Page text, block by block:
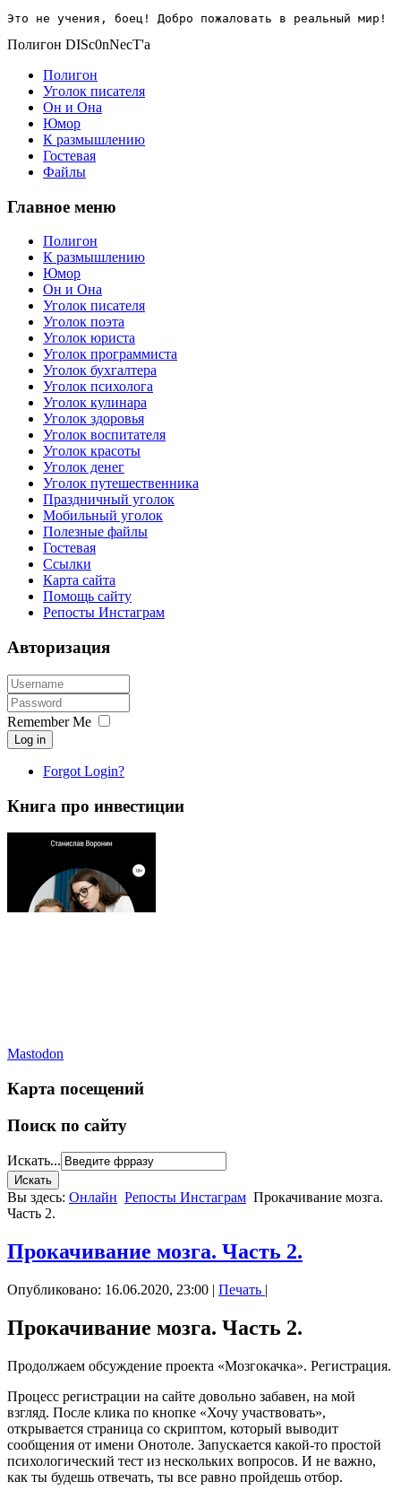
Это не учения, боец! Добро пожаловать в реальный мир!
Полигон DISc0nNecT'a
Полигон
Уголок писателя
Он и Она
Юмор
К размышлению
Гостевая
Файлы
Главное меню
Полигон
К размышлению
Юмор
Он и Она
Уголок писателя
Уголок поэта
Уголок юриста
Уголок программиста
Уголок бухгалтера
Уголок психолога
Уголок кулинара
Уголок здоровья
Уголок воспитателя
Уголок красоты
Уголок денег
Уголок путешественника
Праздничный уголок
Мобильный уголок
Полезные файлы
Гостевая
Ссылки
Карта сайта
Помощь сайту
Репосты Инстаграм
Авторизация
Remember Me
Log in
Forgot Login?
Книга про инвестиции
Mastodon
Карта посещений
Поиск по сайту
Искать...
Вы здесь: Онлайн Репосты Инстаграм Прокачивание мозга.
Часть 2.
Прокачивание мозга. Часть 2.
Опубликовано: 16.06.2020, 23:00 | Печать |
Прокачивание мозга. Часть 2.
Продолжаем обсуждение проекта «Мозгокачка». Регистрация.
Процесс регистрации на сайте довольно забавен, на мой
взгляд. После клика по кнопке «Хочу участвовать»,
открывается страница со скриптом, который выводит
сообщения от имени Онотоле. Запускается какой-то простой
психологический тест из нескольких вопросов. И не важно,
как ты будешь отвечать, ты все равно пройдешь отбор.